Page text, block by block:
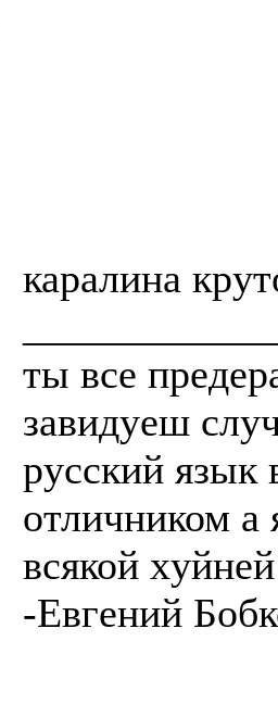
каралина
ты все
завидуеш
русский
отличником а
всякой
-Евгений